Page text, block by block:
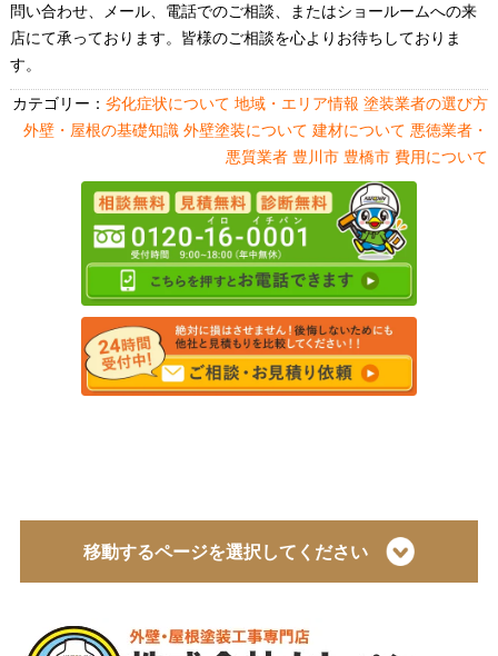
問い合わせ、メール、電話でのご相談、またはショールームへの来
店にて承っております。皆様のご相談を心よりお待ちしておりま
す。
カテゴリー：劣化症状について 地域・エリア情報 塗装業者の選び方
外壁・屋根の基礎知識 外壁塗装について 建材について 悪徳業者・
悪質業者 豊川市 豊橋市 費用について
移動するページを選択してください
会社概要